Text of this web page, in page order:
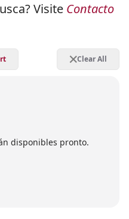
Visite Contacto
Clear All
disponibles pronto.